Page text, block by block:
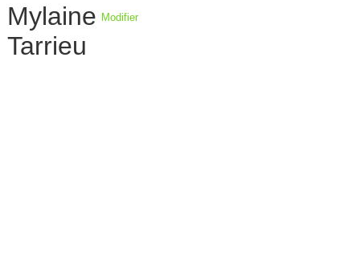
Mylaine
Tarrieu
Modifier